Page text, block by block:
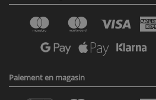
Paiement en magasin